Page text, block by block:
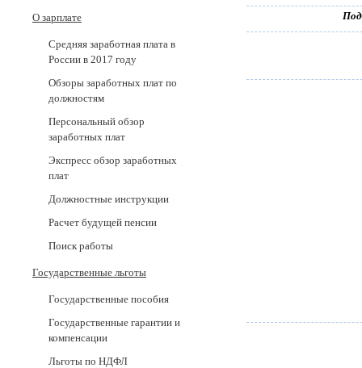
О зарплате
Средняя заработная плата в
России в 2017 годy
Обзоры заработных плат по
должностям
Персональный обзор
заработных плат
Экспресс обзор заработных
плат
Должностные инструкции
Расчет будущей пенсии
Поиск работы
Государственные льготы
Государственные пособия
Государственные гарантии и
компенсации
Льготы по НДФЛ